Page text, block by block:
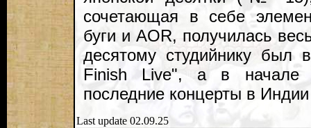
сочетающая в себе
буги и AOR, получилась
десятому студийнику был
Finish Live", а в начале
последние концерты в
Last update 02.09.25